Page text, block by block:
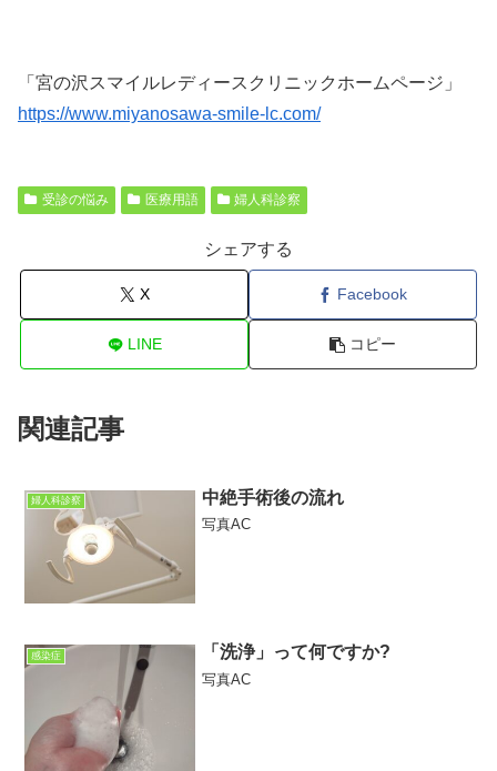
「宮の沢スマイルレディースクリニックホームページ」
https://www.miyanosawa-smile-lc.com/
受診の悩み 医療用語 婦人科診察
シェアする
X Facebook
LINE コピー
関連記事
婦人科診察 中絶手術後の流れ
写真AC
感染症 「洗浄」って何ですか?
写真AC